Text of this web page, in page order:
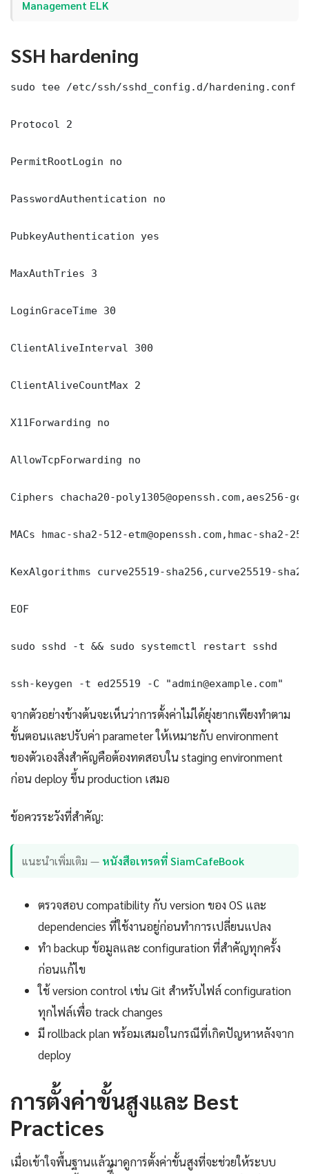
Management ELK
SSH hardening
sudo tee /etc/ssh/sshd_config.d/hardening.conf
Protocol 2
PermitRootLogin no
PasswordAuthentication no
PubkeyAuthentication yes
MaxAuthTries 3
LoginGraceTime 30
ClientAliveInterval 300
ClientAliveCountMax 2
X11Forwarding no
AllowTcpForwarding no
Ciphers chacha20-poly1305@openssh.com,aes256-
MACs hmac-sha2-512-etm@openssh.com,hmac-sha2-
KexAlgorithms curve25519-sha256,curve25519-
EOF
sudo sshd -t && sudo systemctl restart sshd
ssh-keygen -t ed25519 -C "admin@example.com"
จากตัวอย่างข้างต้นจะเห็นว่าการตั้งค่าไม่ได้ยุ่งยากเพียงทำตาม
ขั้นตอนและปรับค่า parameter ให้เหมาะกับ environment
ของตัวเองสิ่งสำคัญคือต้องทดสอบใน staging environment
ก่อน deploy ขึ้น production เสมอ
ข้อควรระวังที่สำคัญ:
แนะนำเพิ่มเติม — หนังสือเทรดที่ SiamCafeBook
ตรวจสอบ compatibility กับ version ของ OS และ
dependencies ที่ใช้งานอยู่ก่อนทำการเปลี่ยนแปลง
ทำ backup ข้อมูลและ configuration ที่สำคัญทุกครั้ง
ก่อนแก้ไข
ใช้ version control เช่น Git สำหรับไฟล์ configuration
ทุกไฟล์เพื่อ track changes
มี rollback plan พร้อมเสมอในกรณีที่เกิดปัญหาหลังจาก
deploy
การตั้งค่าขั้นสูงและ Best
Practices
เมื่อเข้าใจพื้นฐานแล้วมาดูการตั้งค่าขั้นสูงที่จะช่วยให้ระบบ